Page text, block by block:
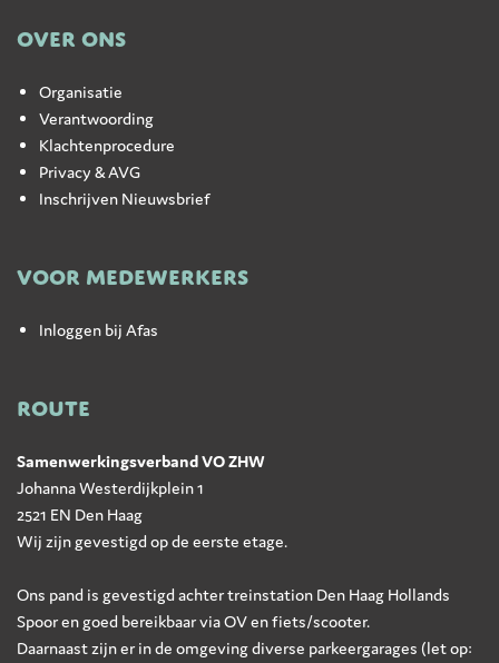
OVER ONS
Organisatie
Verantwoording
Klachtenprocedure
Privacy & AVG
Inschrijven Nieuwsbrief
VOOR MEDEWERKERS
Inloggen bij Afas
ROUTE
Samenwerkingsverband VO ZHW
Johanna Westerdijkplein 1
2521 EN Den Haag
Wij zijn gevestigd op de eerste etage.
Ons pand is gevestigd achter treinstation Den Haag Hollands
Spoor en goed bereikbaar via OV en fiets/scooter.
Daarnaast zijn er in de omgeving diverse parkeergarages (let op: